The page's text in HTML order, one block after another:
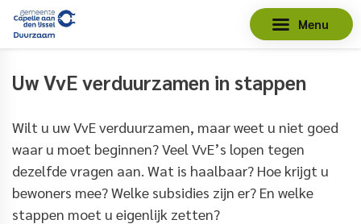
Menu
Uw VvE verduurzamen in stappen
Wilt u uw VvE verduurzamen, maar weet u niet goed
waar u moet beginnen? Veel VvE’s lopen tegen
dezelfde vragen aan. Wat is haalbaar? Hoe krijgt u
bewoners mee? Welke subsidies zijn er? En welke
stappen moet u eigenlijk zetten?